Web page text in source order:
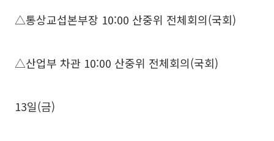
△통상교섭본부장 10:00 산중위 전체회의(국회)
△산업부 차관 10:00 산중위 전체회의(국회)
13일(금)